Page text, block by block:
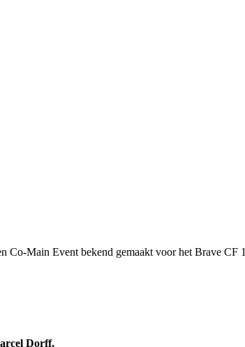
Main Event bekend gemaakt voor het Brave CF
Dorff,